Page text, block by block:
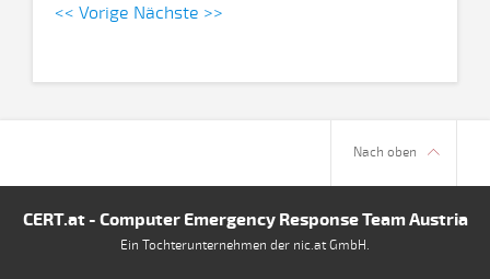
<< Vorige Nächste >>
Nach oben
CERT.at - Computer Emergency Response Team Austria
Ein Tochterunternehmen der nic.at GmbH.